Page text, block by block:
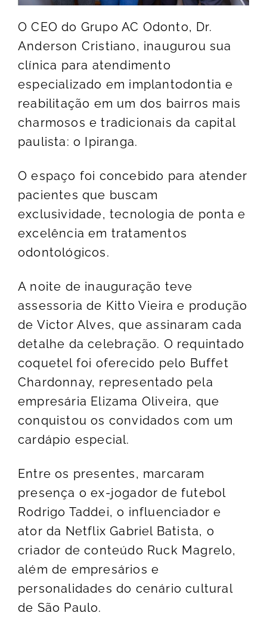
O CEO do Grupo AC Odonto, Dr.
Anderson Cristiano, inaugurou sua
clínica para atendimento
especializado em implantodontia e
reabilitação em um dos bairros mais
charmosos e tradicionais da capital
paulista: o Ipiranga.
O espaço foi concebido para atender
pacientes que buscam
exclusividade, tecnologia de ponta e
excelência em tratamentos
odontológicos.
A noite de inauguração teve
assessoria de Kitto Vieira e produção
de Victor Alves, que assinaram cada
detalhe da celebração. O requintado
coquetel foi oferecido pelo Buffet
Chardonnay, representado pela
empresária Elizama Oliveira, que
conquistou os convidados com um
cardápio especial.
Entre os presentes, marcaram
presença o ex-jogador de futebol
Rodrigo Taddei, o influenciador e
ator da Netflix Gabriel Batista, o
criador de conteúdo Ruck Magrelo,
além de empresários e
personalidades do cenário cultural
de São Paulo.